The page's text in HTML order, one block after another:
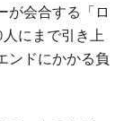
が会合する「ロ
にまで引き上
ンドにかかる負